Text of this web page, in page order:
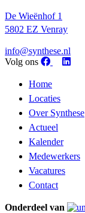
De Wieënhof 1
5802 EZ Venray
info@synthese.nl
Volg ons
Home
Locaties
Over Synthese
Actueel
Kalender
Medewerkers
Vacatures
Contact
Onderdeel van